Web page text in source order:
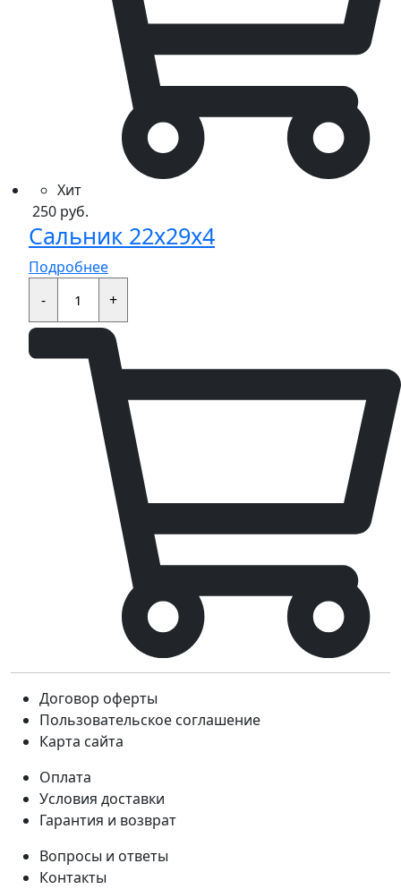
Хит
250 руб.
Сальник 22x29x4
Подробнее
-
Сальник
22x29x4+
Договор оферты
Пользовательское соглашение
Карта сайта
Оплата
Условия доставки
Гарантия и возврат
Вопросы и ответы
Контакты